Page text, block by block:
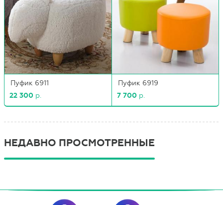
Пуфик 6911
22 300 р.
Пуфик 6919
7 700 р.
НЕДАВНО ПРОСМОТРЕННЫЕ